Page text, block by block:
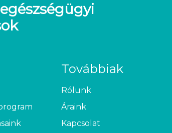
Továbbiak
Rólunk
Áraink
Kapcsolat